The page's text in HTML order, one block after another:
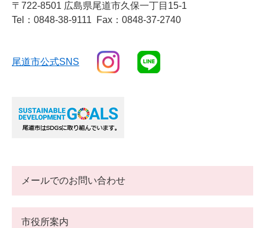
〒722-8501 広島県尾道市久保一丁目15-1
Tel：0848-38-9111
Fax：0848-37-2740
尾道市公式SNS
メールでのお問い合わせ
市役所案内